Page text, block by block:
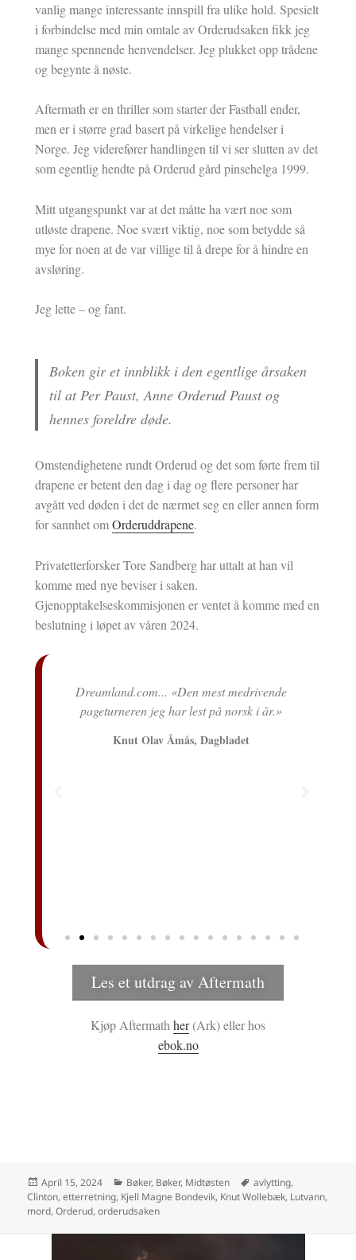
vanlig mange interessante innspill fra ulike hold. Spesielt
i forbindelse med min omtale av Orderudsaken fikk jeg
mange spennende henvendelser. Jeg plukket opp trådene
og begynte å nøste.
Aftermath er en thriller som starter der Fastball ender,
men er i større grad basert på virkelige hendelser i
Norge. Jeg viderefører handlingen til vi ser slutten av det
som egentlig hendte på Orderud gård pinsehelga 1999.
Mitt utgangspunkt var at det måtte ha vært noe som
utløste drapene. Noe svært viktig, noe som betydde så
mye for noen at de var villige til å drepe for å hindre en
avsløring.
Jeg lette – og fant.
Boken gir et innblikk i den egentlige årsaken
til at Per Paust, Anne Orderud Paust og
hennes foreldre døde.
Omstendighetene rundt Orderud og det som førte frem til
drapene er betent den dag i dag og flere personer har
avgått ved døden i det de nærmet seg en eller annen form
for sannhet omOrderuddrapene.
Privatetterforsker Tore Sandberg har uttalt at han vil
komme med nye beviser i saken.
Gjenopptakelseskommisjonen er ventet å komme med en
beslutning i løpet av våren 2024.
Dreamland.com... «Den mest medrivende
pageturneren jeg har lest på norsk i år.»
Knut Olav Åmås, Dagbladet
Les et utdrag av Aftermath
Kjøp Aftermath her(Ark) eller hos
ebok.no
April 15, 2024 Bøker, Bøker, Midtøsten avlytting,
Clinton,etterretning, Kjell Magne Bondevik, Knut Wollebæk, Lutvann,
mord,Orderud,orderudsaken